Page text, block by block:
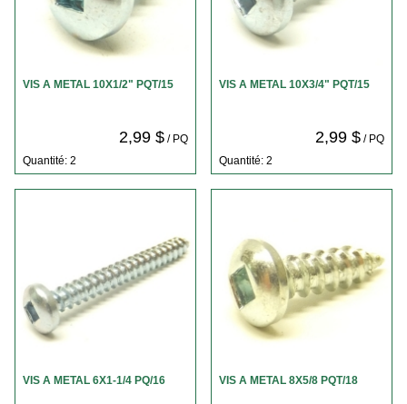
VIS A METAL 10X1/2" PQT/15
2,99 $/ PQ
Quantité: 2
VIS A METAL 10X3/4" PQT/15
2,99 $/ PQ
Quantité: 2
VIS A METAL 6X1-1/4 PQ/16 VIS A METAL 8X5/8 PQT/18